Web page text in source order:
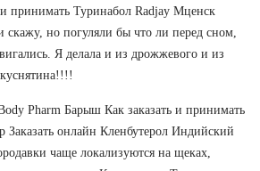
и принимать Туринабол Radjay Мценск
но погуляли бы что ли перед сном,
Я делала и из дрожжевого и из
Pharm Барыш Как заказать и принимать
Заказать онлайн Кленбутерол Индийский
чаще локализуются на щеках,